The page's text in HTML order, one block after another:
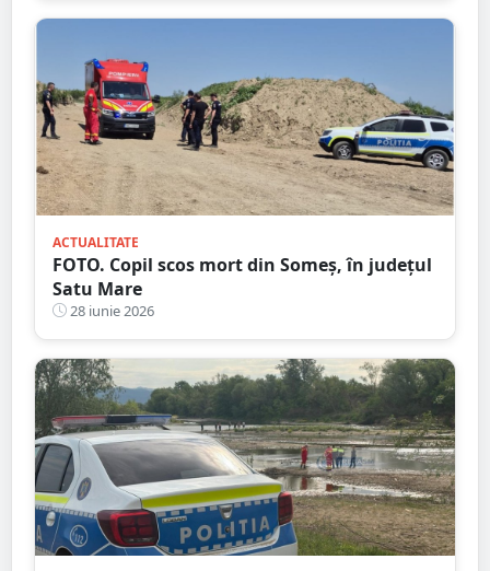
ACTUALITATE
FOTO. Copil scos mort din Someș, în județul
Satu Mare
28 iunie 2026